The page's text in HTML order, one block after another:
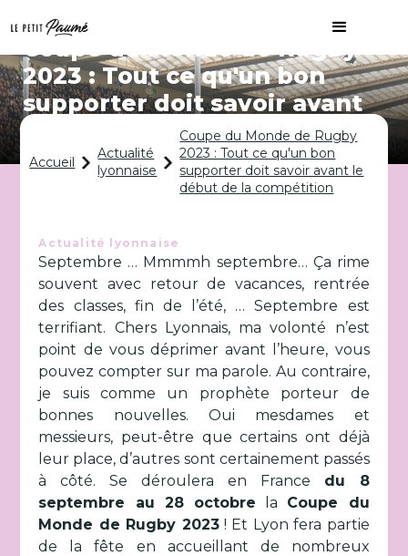
Coupe du Monde de Rugby
2023 : Tout ce qu'un bon
supporter doit savoir avant
le début de la compétition
Accueil
Actualité
lyonnaise
Coupe du Monde de Rugby
2023 : Tout ce qu'un bon
supporter doit savoir avant le
début de la compétition
Actualité lyonnaise
Septembre … Mmmmh septembre… Ça rime
souvent avec retour de vacances, rentrée
des classes, fin de l’été, … Septembre est
terrifiant. Chers Lyonnais, ma volonté n’est
point de vous déprimer avant l’heure, vous
pouvez compter sur ma parole. Au contraire,
je suis comme un prophète porteur de
bonnes nouvelles. Oui mesdames et
messieurs, peut-être que certains ont déjà
leur place, d’autres sont certainement passés
à côté. Se déroulera en France du 8
septembre au 28 octobre la Coupe du
Monde de Rugby 2023! Et Lyon fera partie
de la fête en accueillant de nombreux